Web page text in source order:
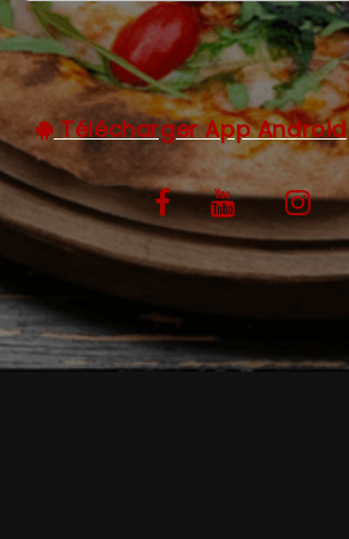
C.G.V
Télécharger App Android